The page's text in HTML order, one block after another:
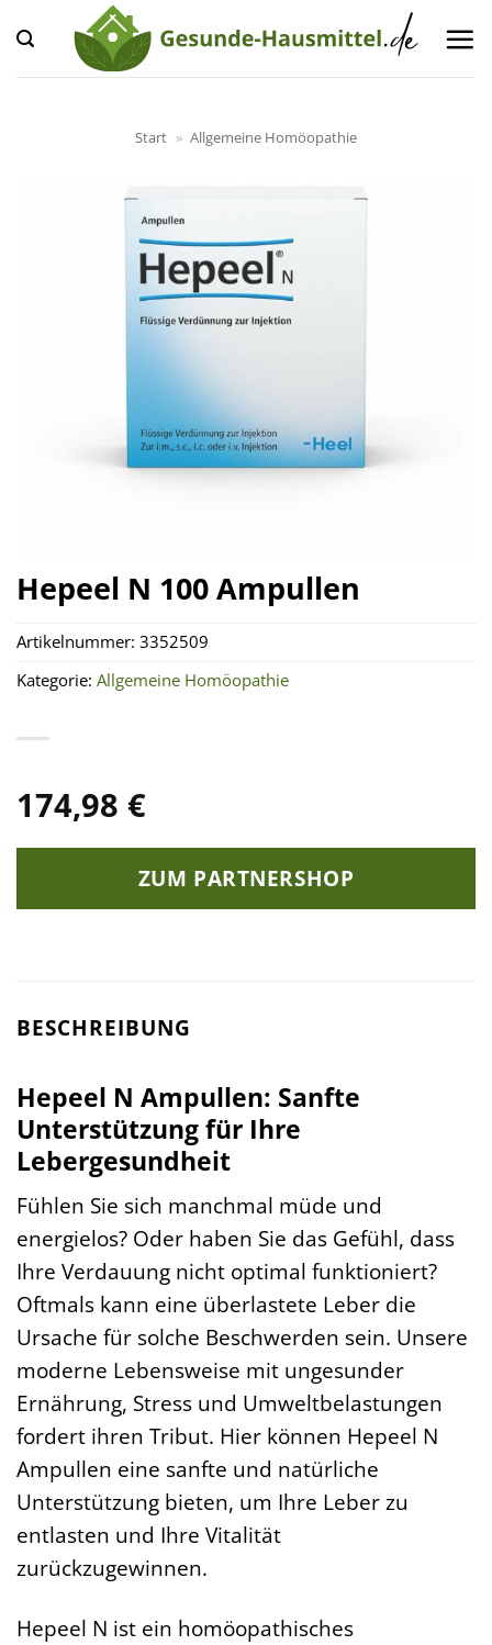
Inhalt
springen
Start » Allgemeine Homöopathie
Hepeel N 100 Ampullen
174,98 €
ZUM PARTNERSHOP
Artikelnummer: 3352509
Kategorie: Allgemeine Homöopathie
BESCHREIBUNG
Hepeel N Ampullen: Sanfte
Unterstützung für Ihre
Lebergesundheit
Fühlen Sie sich manchmal müde und
energielos? Oder haben Sie das Gefühl, dass
Ihre Verdauung nicht optimal funktioniert?
Oftmals kann eine überlastete Leber die
Ursache für solche Beschwerden sein. Unsere
moderne Lebensweise mit ungesunder
Ernährung, Stress und Umweltbelastungen
fordert ihren Tribut. Hier können Hepeel N
Ampullen eine sanfte und natürliche
Unterstützung bieten, um Ihre Leber zu
entlasten und Ihre Vitalität
zurückzugewinnen.
Hepeel N ist ein homöopathisches